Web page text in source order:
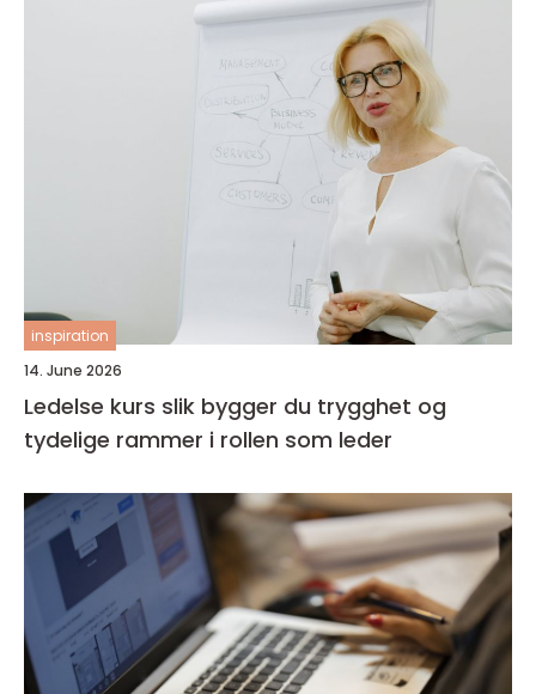
inspiration
14. June 2026
Ledelse kurs slik bygger du trygghet og
tydelige rammer i rollen som leder